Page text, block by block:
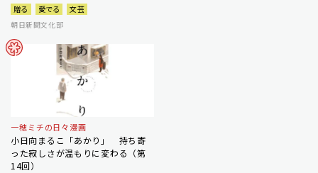
贈る 愛でる
文芸
朝日新聞文化部
一穂ミチの日々漫画
小日向まるこ「あかり」 持ち寄
った寂しさが温もりに変わる（第
14回）